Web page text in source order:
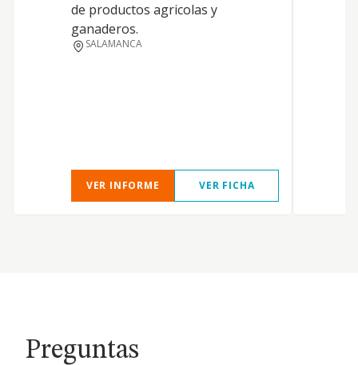
de productos agricolas y
ganaderos.
SALAMANCA
VER INFORME VER FICHA
Preguntas